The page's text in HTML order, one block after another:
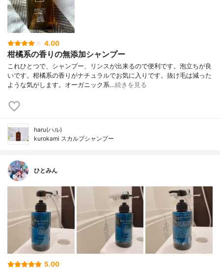
4.00
柑橘系の香りの無添加シャンプー
これひとつで、シャンプー、リンスが出来るので便利です。泡立ちが良
いです。柑橘系の香りがナチュラルでお気に入りです。抜け毛は減った
ような気がします。オーガニック系…続きを見る
haru(ハル)
kurokami スカルプシャンプー
ひとみん
5.00